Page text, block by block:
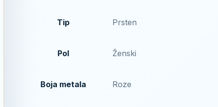
Tip Prsten
Pol Ženski
Boja metala Roze